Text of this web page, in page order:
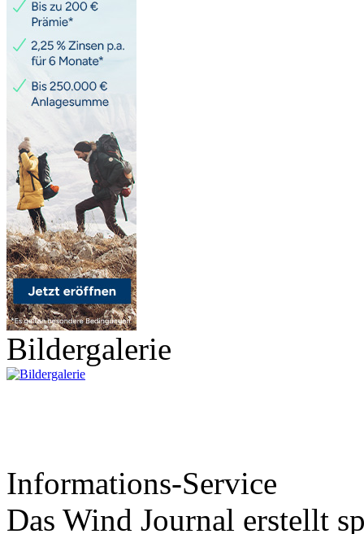
Bildergalerie
Informations-Service
Das Wind Journal erstellt